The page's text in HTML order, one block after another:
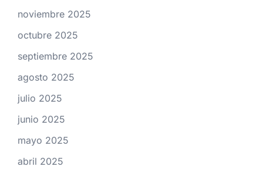
noviembre 2025
octubre 2025
septiembre 2025
agosto 2025
julio 2025
junio 2025
mayo 2025
abril 2025